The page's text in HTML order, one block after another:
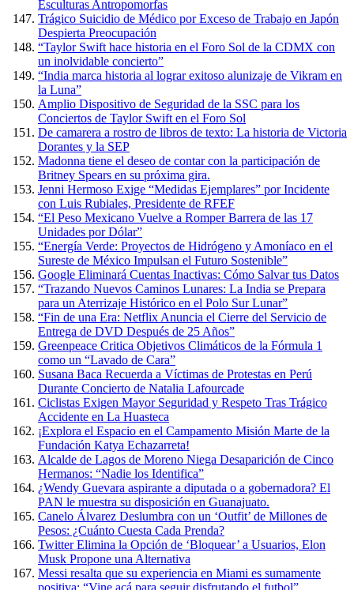
Esculturas Antropomorfas
Trágico Suicidio de Médico por Exceso de Trabajo en Japón
Despierta Preocupación
“Taylor Swift hace historia en el Foro Sol de la CDMX con
un inolvidable concierto”
“India marca historia al lograr exitoso alunizaje de Vikram en
la Luna”
Amplio Dispositivo de Seguridad de la SSC para los
Conciertos de Taylor Swift en el Foro Sol
De camarera a rostro de libros de texto: La historia de Victoria
Dorantes y la SEP
Madonna tiene el deseo de contar con la participación de
Britney Spears en su próxima gira.
Jenni Hermoso Exige “Medidas Ejemplares” por Incidente
con Luis Rubiales, Presidente de RFEF
“El Peso Mexicano Vuelve a Romper Barrera de las 17
Unidades por Dólar”
“Energía Verde: Proyectos de Hidrógeno y Amoníaco en el
Sureste de México Impulsan el Futuro Sostenible”
Google Eliminará Cuentas Inactivas: Cómo Salvar tus Datos
“Trazando Nuevos Caminos Lunares: La India se Prepara
para un Aterrizaje Histórico en el Polo Sur Lunar”
“Fin de una Era: Netflix Anuncia el Cierre del Servicio de
Entrega de DVD Después de 25 Años”
Greenpeace Critica Objetivos Climáticos de la Fórmula 1
como un “Lavado de Cara”
Susana Baca Recuerda a Víctimas de Protestas en Perú
Durante Concierto de Natalia Lafourcade
Ciclistas Exigen Mayor Seguridad y Respeto Tras Trágico
Accidente en La Huasteca
¡Explora el Espacio en el Campamento Misión Marte de la
Fundación Katya Echazarreta!
Alcalde de Lagos de Moreno Niega Desaparición de Cinco
Hermanos: “Nadie los Identifica”
¿Wendy Guevara aspirante a diputada o a gobernadora? El
PAN le muestra su disposición en Guanajuato.
Canelo Álvarez Deslumbra con un ‘Outfit’ de Millones de
Pesos: ¿Cuánto Cuesta Cada Prenda?
Twitter Elimina la Opción de ‘Bloquear’ a Usuarios, Elon
Musk Propone una Alternativa
Messi resalta que su experiencia en Miami es sumamente
positiva: “Vine acá para seguir disfrutando el futbol”